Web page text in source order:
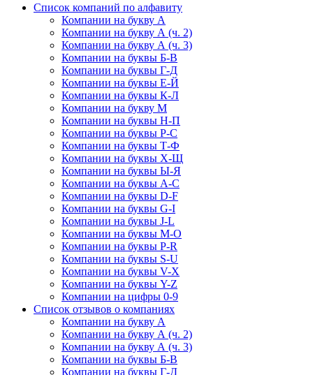
Список компаний по алфавиту
Компании на букву А
Компании на букву А (ч. 2)
Компании на букву А (ч. 3)
Компании на буквы Б-В
Компании на буквы Г-Д
Компании на буквы Е-Й
Компании на буквы К-Л
Компании на букву М
Компании на буквы Н-П
Компании на буквы Р-С
Компании на буквы Т-Ф
Компании на буквы Х-Щ
Компании на буквы Ы-Я
Компании на буквы A-C
Компании на буквы D-F
Компании на буквы G-I
Компании на буквы J-L
Компании на буквы M-O
Компании на буквы P-R
Компании на буквы S-U
Компании на буквы V-X
Компании на буквы Y-Z
Компании на цифры 0-9
Список отзывов о компаниях
Компании на букву А
Компании на букву А (ч. 2)
Компании на букву А (ч. 3)
Компании на буквы Б-В
Компании на буквы Г-Д